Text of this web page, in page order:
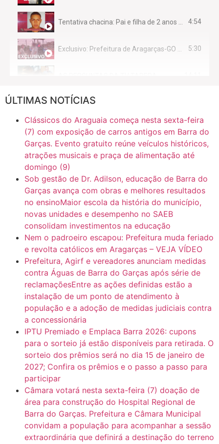
4:54
5:30
CASO SAIURY - SEM CORTES
Mini Ginásio de Aragarças- Só a bo$ta 6:31
ARAGARÇAS: Uma das obras que não tem prioridade 7:10
ÚLTIMAS NOTÍCIAS
Clássicos do Araguaia começa nesta sexta-feira
(7) com exposição de carros antigos em Barra do
Garças. Evento gratuito reúne veículos históricos,
atrações musicais e praça de alimentação até
domingo (9)
Sob gestão de Dr. Adilson, educação de Barra do
Garças avança com obras e melhores resultados
no ensinoMaior escola da história do município,
novas unidades e desempenho no SAEB
consolidam investimentos na educação
Nem o padroeiro escapou: Prefeitura muda feriado
e revolta católicos em Aragarças – VEJA VÍDEO
Prefeitura, Agirf e vereadores anunciam medidas
contra Águas de Barra do Garças após série de
reclamaçõesEntre as ações definidas estão a
instalação de um ponto de atendimento à
população e a adoção de medidas judiciais contra
a concessionária
IPTU Premiado e Emplaca Barra 2026: cupons
para o sorteio já estão disponíveis para retirada. O
sorteio dos prêmios será no dia 15 de janeiro de
2027; Confira os prêmios e o passo a passo para
participar
Câmara votará nesta sexta-feira (7) doação de
área para construção do Hospital Regional de
Barra do Garças. Prefeitura e Câmara Municipal
convidam a população para acompanhar a sessão
extraordinária que definirá a destinação do terreno